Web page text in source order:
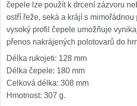
Značky
čepele lze použít k drcení zázvoru
ostří řeže, seká a krájí s mimořádnou
vysoký profil čepele umožňuje
přenos nakrájených polotovarů do
Délka rukojeti: 128 mm
Délka čepele: 180 mm
Celková délka: 308 mm
Hmotnost: 307 g.